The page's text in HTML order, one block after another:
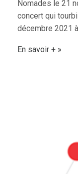
Nomades le 21
concert qui
décembre 2021
En savoir +